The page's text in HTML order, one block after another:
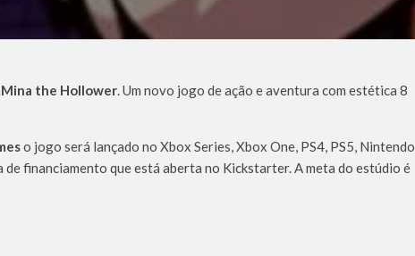
Mina the Hollower. Um novo jogo de ação e aventura com estética 8
o jogo será lançado no Xbox Series, Xbox One, PS4, PS5, Nintendo
de financiamento que está aberta no Kickstarter. A meta do estúdio é